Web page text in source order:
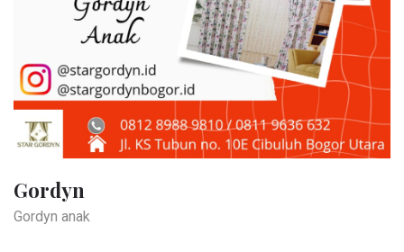
Gordyn
Gordyn anak